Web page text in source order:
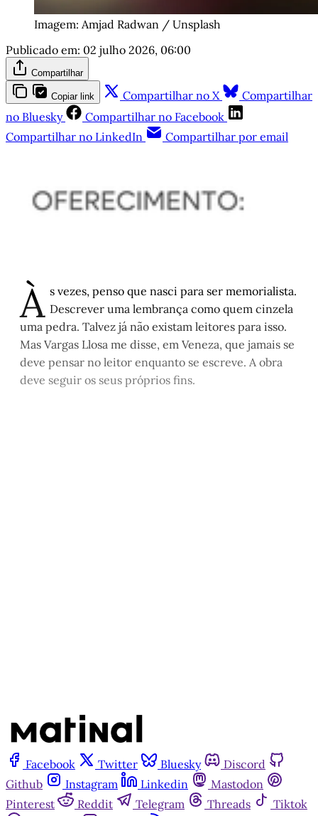
Imagem: Amjad Radwan / Unsplash
Publicado em: 02 julho 2026, 06:00
Compartilhar
Copiar link Compartilhar no X
Compartilhar
no Bluesky
Compartilhar no Facebook
Compartilhar no LinkedIn
Compartilhar por email
À s vezes, penso que nasci para ser memorialista.
Descrever uma lembrança como quem cinzela
uma pedra. Talvez já não existam leitores para isso.
Mas Vargas Llosa me disse, em Veneza, que jamais se
deve pensar no leitor enquanto se escreve. A obra
deve seguir os seus próprios fins.
Facebook Twitter Bluesky
Discord
Github
Instagram Linkedin
Mastodon
Pinterest
Reddit Telegram Threads
Tiktok